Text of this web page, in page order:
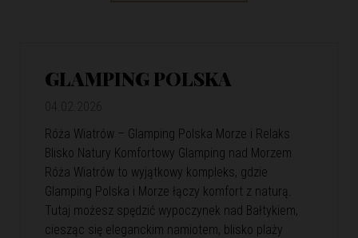
GLAMPING POLSKA
Róża Wiatrów – Glamping Polska Morze i Relaks
Blisko Natury Komfortowy Glamping nad Morzem
Róża Wiatrów to wyjątkowy kompleks, gdzie
Glamping Polska i Morze łączy komfort z naturą.
Tutaj możesz spędzić wypoczynek nad Bałtykiem,
ciesząc się eleganckim namiotem, blisko plaży